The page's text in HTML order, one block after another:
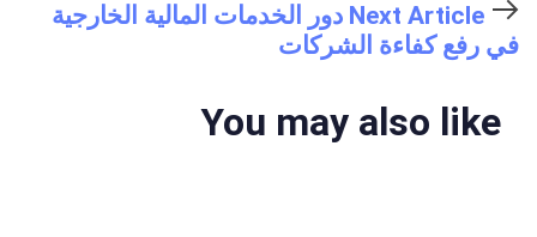
دور الخدمات المالية الخارجية
في رفع كفاءة الشركات
You may also like